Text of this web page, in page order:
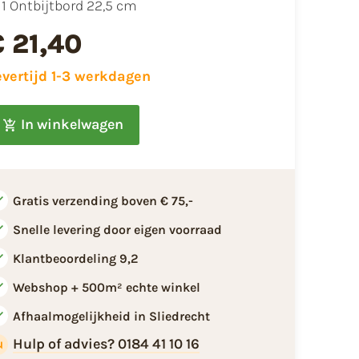
1 Ontbijtbord 22,5 cm
21,40
1-3 werkdagen
In winkelwagen
Gratis verzending boven € 75,-
Snelle levering door eigen voorraad
Klantbeoordeling 9,2
Webshop + 500m² echte winkel
Afhaalmogelijkheid in Sliedrecht
Hulp of advies? 0184 41 10 16